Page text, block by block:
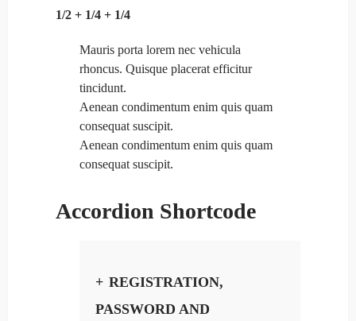
1/2 + 1/4 + 1/4
Mauris porta lorem nec vehicula
rhoncus. Quisque placerat efficitur
tincidunt.
Aenean condimentum enim quis quam
consequat suscipit.
Aenean condimentum enim quis quam
consequat suscipit.
Accordion Shortcode
REGISTRATION,
PASSWORD AND